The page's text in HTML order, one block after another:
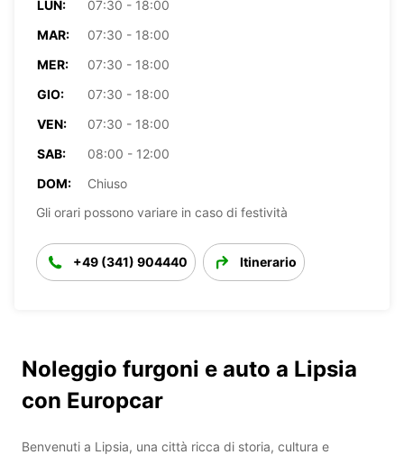
LUN:
07:30 - 18:00
MAR:
07:30 - 18:00
MER:
07:30 - 18:00
GIO:
07:30 - 18:00
VEN:
07:30 - 18:00
SAB:
08:00 - 12:00
DOM:
Chiuso
Gli orari possono variare in caso di festività
+49 (341) 904440 Itinerario
Noleggio furgoni e auto a Lipsia
con Europcar
Benvenuti a Lipsia, una città ricca di storia, cultura e